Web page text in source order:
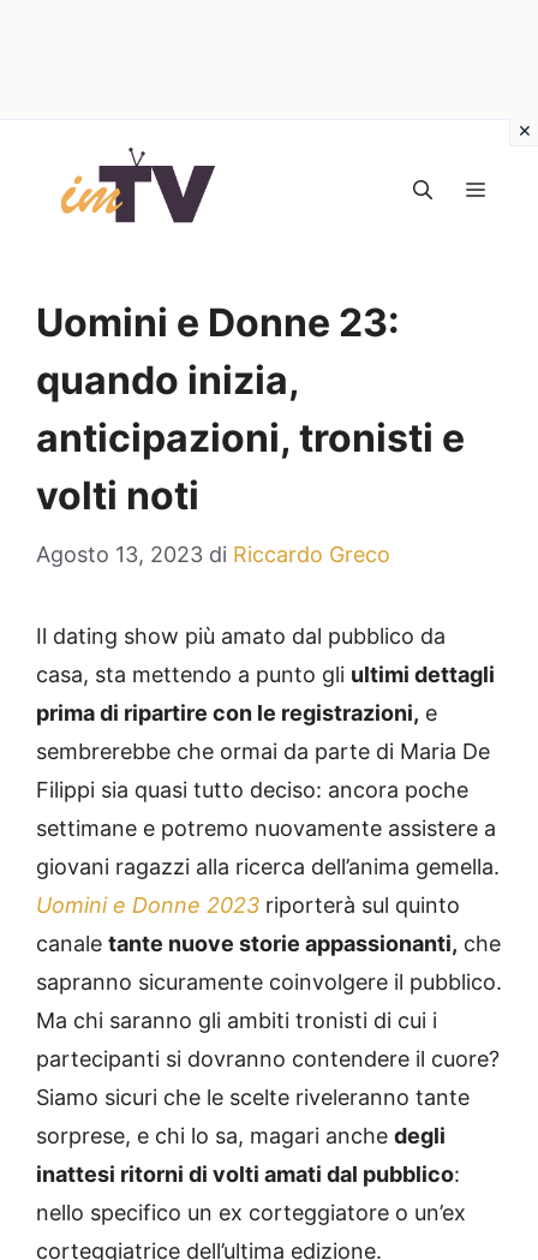
contenuto
Uomini e Donne 23:
quando inizia,
anticipazioni, tronisti e
volti noti
Agosto 13, 2023 di Riccardo Greco
Il dating show più amato dal pubblico da
casa, sta mettendo a punto gli ultimi dettagli
prima di ripartire con le registrazioni, e
sembrerebbe che ormai da parte di Maria De
Filippi sia quasi tutto deciso: ancora poche
settimane e potremo nuovamente assistere a
giovani ragazzi alla ricerca dell’anima gemella.
Uomini e Donne 2023 riporterà sul quinto
canale tante nuove storie appassionanti, che
sapranno sicuramente coinvolgere il pubblico.
Ma chi saranno gli ambiti tronisti di cui i
partecipanti si dovranno contendere il cuore?
Siamo sicuri che le scelte riveleranno tante
sorprese, e chi lo sa, magari anche degli
inattesi ritorni di volti amati dal pubblico:
nello specifico un ex corteggiatore o un’ex
corteggiatrice dell’ultima edizione.